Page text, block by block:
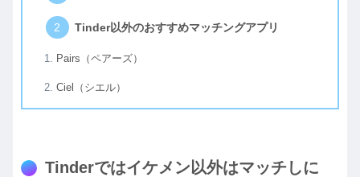
Tinder以外のおすすめマッチングアプリ
Pairs（ペアーズ）
Ciel（シエル）
Tinderではイケメン以外はマッチしに